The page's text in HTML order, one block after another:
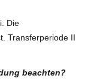
Die
Transferperiode II
beachten?